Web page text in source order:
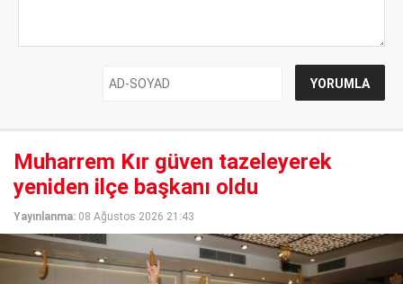
Muharrem Kır güven tazeleyerek
yeniden ilçe başkanı oldu
Yayınlanma: 08 Ağustos 2026 21:43